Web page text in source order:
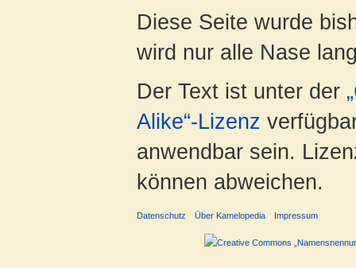
Diese Seite wurde
wird nur alle Nase
Der Text ist unter der
Alike“-Lizenz
anwendbar sein.
können abweichen.
Datenschutz Über Kamelopedia Impressum